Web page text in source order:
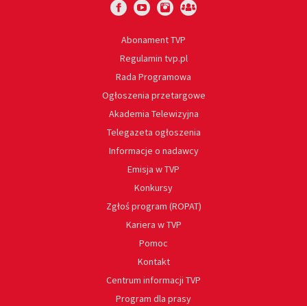
Abonament TVP
Regulamin tvp.pl
Rada Programowa
Ogłoszenia przetargowe
Akademia Telewizyjna
Telegazeta ogłoszenia
Informacje o nadawcy
Emisja w TVP
Konkursy
Zgłoś program (ROPAT)
Kariera w TVP
Pomoc
Kontakt
Centrum informacji TVP
Program dla prasy